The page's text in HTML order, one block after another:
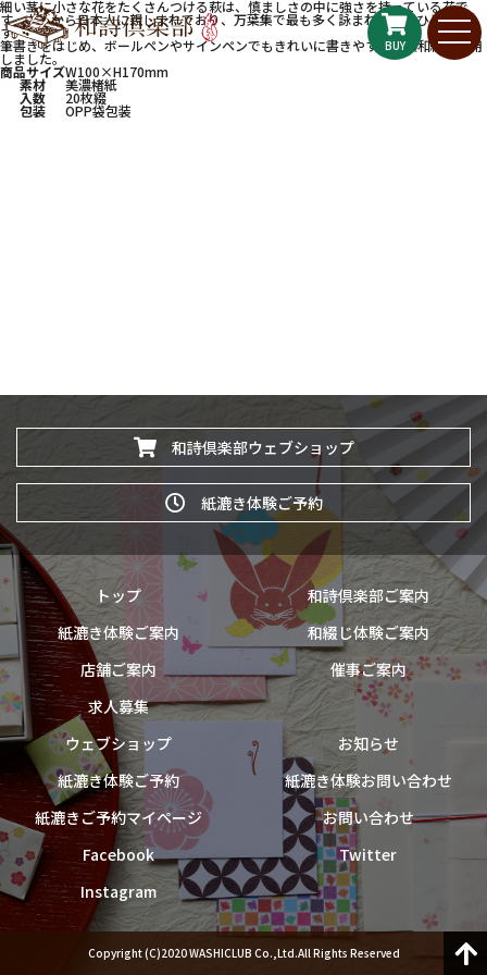
BUY
細い茎に小さな花をたくさんつける萩は、慎ましさの中に強さを持っている花で
す。古くから日本人に親しまれており、万葉集で最も多く詠まれた花のひとつで
す。
筆書きをはじめ、ボールペンやサインペンでもきれいに書きやすい美濃和紙を使用
しました。
商品サイズW100×H170mm
素材 美濃楮紙
入数 20枚綴
包装 OPP袋包装
和詩倶楽部ウェブショップ
紙漉き体験ご予約
トップ
和詩倶楽部ご案内
紙漉き体験ご案内
和綴じ体験ご案内
店舗ご案内
催事ご案内
求人募集
ウェブショップ
お知らせ
紙漉き体験ご予約
紙漉き体験お問い合わせ
紙漉きご予約マイページ
お問い合わせ
Facebook
Twitter
Instagram
Copyright (C)2020 WASHICLUB Co.,Ltd.All Rights Reserved